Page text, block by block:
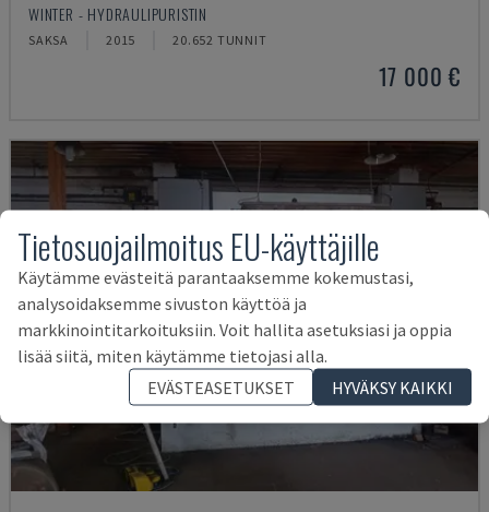
WINTER - HYDRAULIPURISTIN
SAKSA 2015 20.652 TUNNIT
17 000 €
Tietosuojailmoitus EU-käyttäjille
Käytämme evästeitä parantaaksemme kokemustasi,
analysoidaksemme sivuston käyttöä ja
markkinointitarkoituksiin. Voit hallita asetuksiasi ja oppia
lisää siitä, miten käytämme tietojasi alla.
EVÄSTEASETUKSET
HYVÄKSY KAIKKI